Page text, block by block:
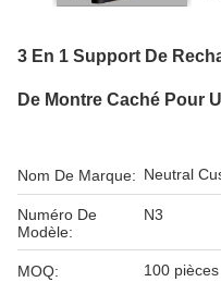
3 En 1 Support De
De Montre Caché Pour
Nom De Marque:
Numéro De
Modèle:
N3
MOQ: 100 pièces